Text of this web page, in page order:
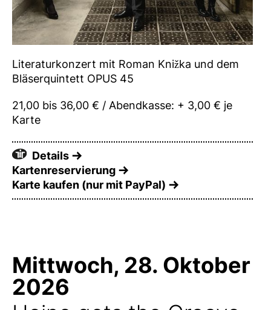
Literaturkonzert mit Roman Knižka und dem
Bläserquintett OPUS 45
21,00 bis 36,00 € / Abendkasse: + 3,00 € je
Karte
Details
Kartenreservierung
Karte kaufen (nur mit PayPal)
Mittwoch, 28. Oktober
2026